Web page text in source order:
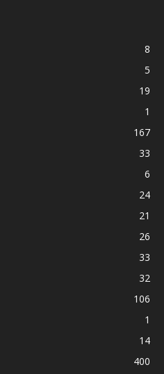
8
5
19
1
167
33
6
24
21
26
33
32
106
1
14
400